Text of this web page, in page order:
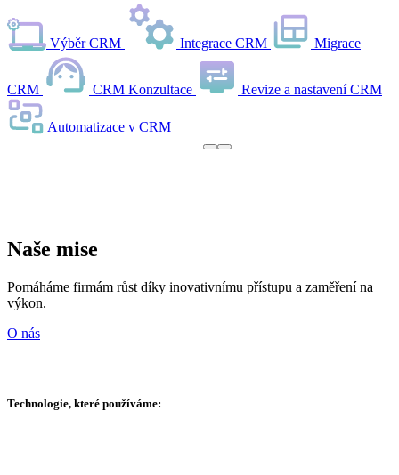
Výběr CRM Integrace CRM Migrace
CRM CRM Konzultace Revize a nastavení CRM
Automatizace v CRM
Naše mise
Pomáháme firmám růst díky inovativnímu přístupu a zaměření na
výkon.
O nás
Technologie, které používáme: